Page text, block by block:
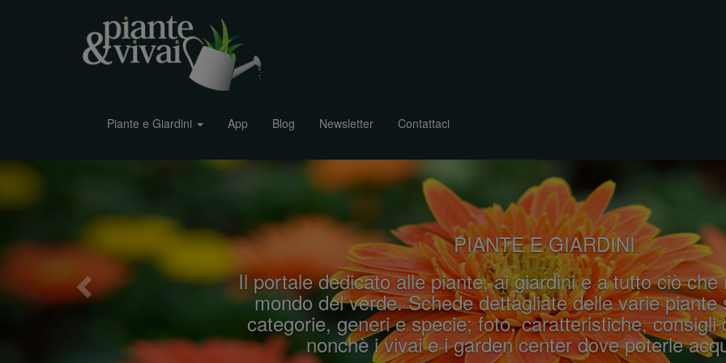
Piante e Giardini App Blog Newsletter Contattaci
PIANTE E GIARDINI
Il portale dedicato alle piante, ai giardini e a tutto ciò che
mondo del verde. Schede dettagliate delle varie piante
categorie, generi e specie; foto, caratteristiche, consigli
nonchè i vivai e i garden center dove poterle
v
o
u